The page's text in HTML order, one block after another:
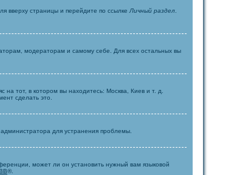
вверху страницы и перейдите по ссылке Личный раздел
модераторам и самому себе. Для всех остальных вы
тот, в котором вы находитесь: Москва, Киев и т. д.
сделать это.
для устранения проблемы.
может ли он установить нужный вам языковой
®.